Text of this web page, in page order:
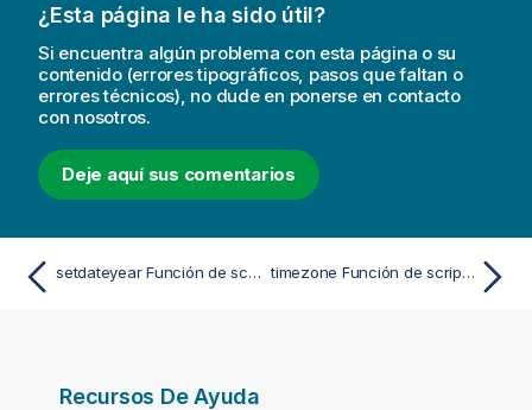
¿Esta página le ha sido útil?
Si encuentra algún problema con esta página o su
contenido (errores tipográficos, pasos que faltan o
errores técnicos), no dude en ponerse en contacto
con nosotros.
Deje aquí sus comentarios
setdateyear Función de script y de gráfico timezone Función de script y de gráfico
Recursos De Ayuda